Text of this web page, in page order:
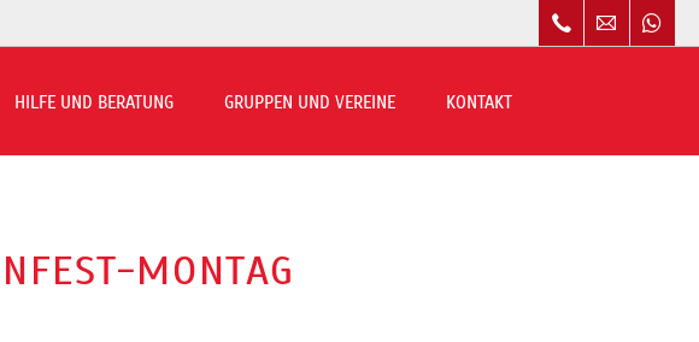
HILFE UND BERATUNG GRUPPEN UND VEREINE KONTAKT
MONTAG